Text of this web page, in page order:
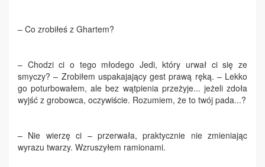
– Co zrobiłeś z Ghartem?
– Chodzi ci o tego młodego Jedi, który urwał ci się ze
smyczy? – Zrobiłem uspakajający gest prawą ręką. – Lekko
go poturbowałem, ale bez wątpienia przeżyje... jeżeli zdoła
wyjść z grobowca, oczywiście. Rozumiem, że to twój pada...?
– Nie wierzę ci – przerwała, praktycznie nie zmieniając
wyrazu twarzy. Wzruszyłem ramionami.